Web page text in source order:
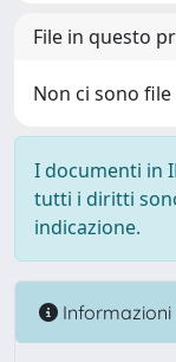
File in questo
Non ci sono
I documenti in
tutti i diritti
indicazione.
Informazioni